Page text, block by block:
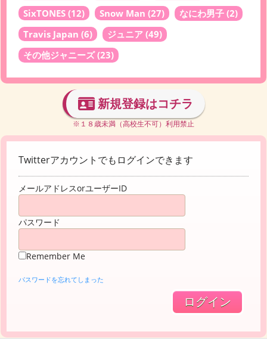
SixTONES (12) Snow Man (27) なにわ男子 (2)
Travis Japan (6) ジュニア (49)
その他ジャニーズ(23)
新規登録はコチラ
※１８歳未満（高校生不可）利用禁止
Twitterアカウントでもログインできます
メールアドレスorユーザーID
パスワード
Remember Me
パスワードを忘れてしまった